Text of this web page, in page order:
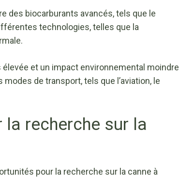
des biocarburants avancés, tels que le
technologies, telles que la
et un impact environnemental moindre
de transport, tels que l’aviation, le
recherche sur la
pour la recherche sur la canne à